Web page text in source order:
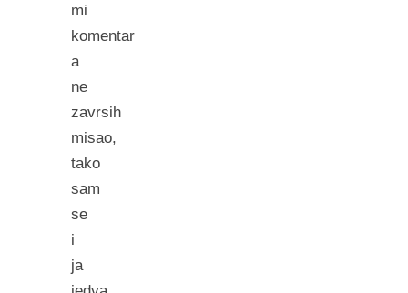
mi
komentar
a
ne
zavrsih
misao,
tako
sam
se
i
ja